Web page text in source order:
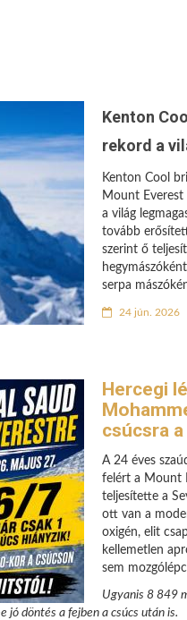
Kenton
rekord a
Kenton Cool
Mount Everest
a világ
tovább
szerint ő
serpa
24 jún. 2026
Hercegi
csúcsra
A 24 éves
felért a Mount
teljesítette a
ott van a
oxigén, elit
kellemetlen
sem
Ugyanis 8 849
döntés a fejben a csúcs után is.